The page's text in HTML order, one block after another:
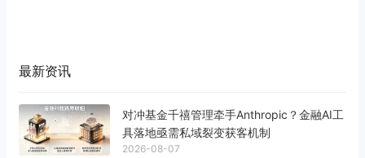
最新资讯
对冲基金千禧管理牵手Anthropic？金融AI工
具落地亟需私域裂变获客机制
2026-08-07